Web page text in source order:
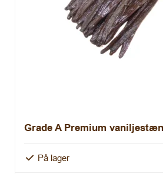
Grade A Premium
På lager